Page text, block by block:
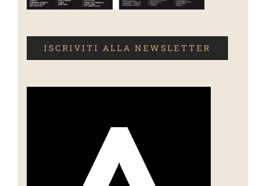
ISCRIVITI ALLA NEWSLETTER